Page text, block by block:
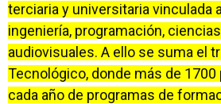
terciaria y universitaria vinculada
ingeniería, programación,
audiovisuales. A ello se suma el
Tecnológico, donde más de
cada año de programas de